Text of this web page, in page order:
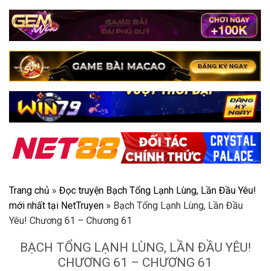
Trang chủ » Đọc truyện Bạch Tổng Lạnh Lùng, Lần Đầu Yêu!
mới nhất tại NetTruyen » Bạch Tổng Lạnh Lùng, Lần Đầu
Yêu! Chương 61 – Chương 61
BẠCH TỔNG LẠNH LÙNG, LẦN ĐẦU YÊU!
CHƯƠNG 61 – CHƯƠNG 61